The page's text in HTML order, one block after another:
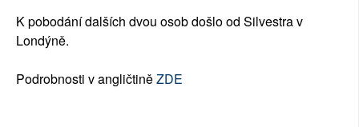
K pobodání dalších dvou osob došlo od Silvestra v
Londýně.
Podrobnosti v angličtiněZDE